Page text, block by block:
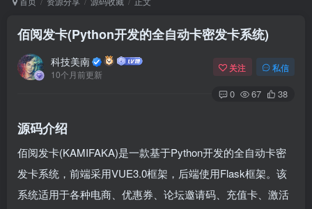
软件 Linux软件 Android软件
佰阅发卡(Python开发的全自动卡密发卡系统)
科技美南
10个月前更新
关注 私信
0 67 38
源码介绍
佰阅发卡(KAMIFAKA)是一款基于Python开发的全自动卡密
发卡系统，前端采用VUE3.0框架，后端使用Flask框架。该
系统适用于各种电商、优惠券、论坛邀请码、充值卡、激活